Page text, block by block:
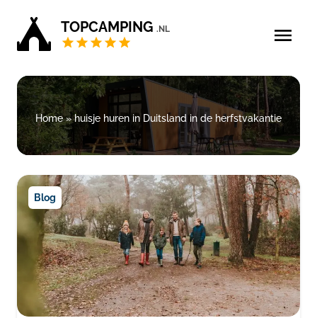
TOPCAMPING .NL
Blog
5 sterren campings
4 sterren campings
Campings Privé sanitair
Zoek & boek
Bedrijf aanmelden
Home»huisje huren in Duitsland in de herfstvakantie
Blog